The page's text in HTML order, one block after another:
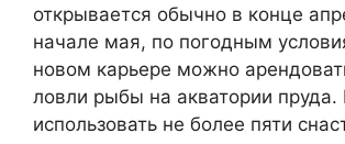
открывается обычно в конце
начале мая, по погодным
новом карьере можно
ловли рыбы на акватории
использовать не более пяти